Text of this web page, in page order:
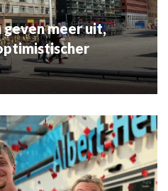
geven meer uit,